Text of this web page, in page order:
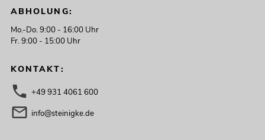
ABHOLUNG:
Mo.-Do. 9:00 - 16:00 Uhr
Fr. 9:00 - 15:00 Uhr
KONTAKT:
+49 931 4061 600
info@steinigke.de